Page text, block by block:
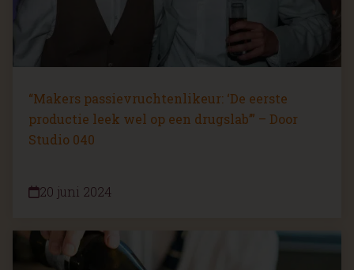
“Makers passievruchtenlikeur: ‘De eerste
productie leek wel op een drugslab’” – Door
Studio 040
20 juni 2024